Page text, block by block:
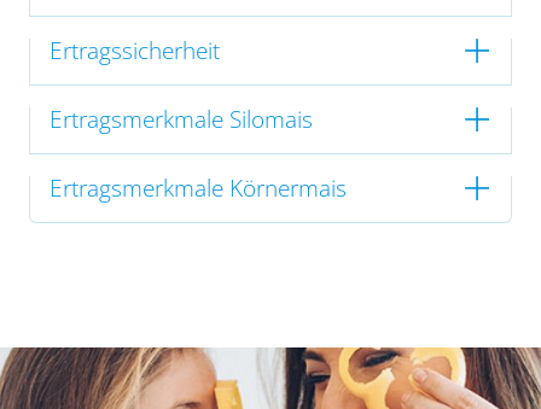
Ertragssicherheit
Ertragsmerkmale Silomais
Ertragsmerkmale Körnermais